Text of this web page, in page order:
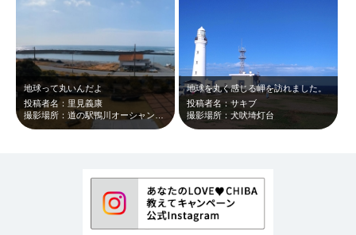
地球って丸いんだよ
投稿者名：里見義康
地球を丸く感じる岬を訪れました。
投稿者名：サキブ
撮影場所：犬吠埼灯台